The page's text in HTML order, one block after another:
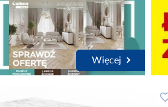
Więcej